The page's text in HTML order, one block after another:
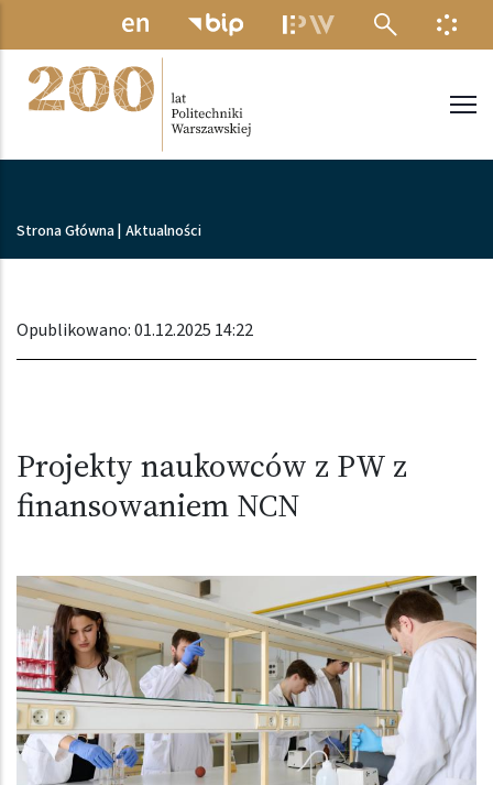
Przejdź do treści
MENU
Ścieżka nawigacyjna
Strona Główna Aktualności
Opublikowano: 01.12.2025 14:22
Projekty naukowców z PW z
finansowaniem NCN
Obraz (old)